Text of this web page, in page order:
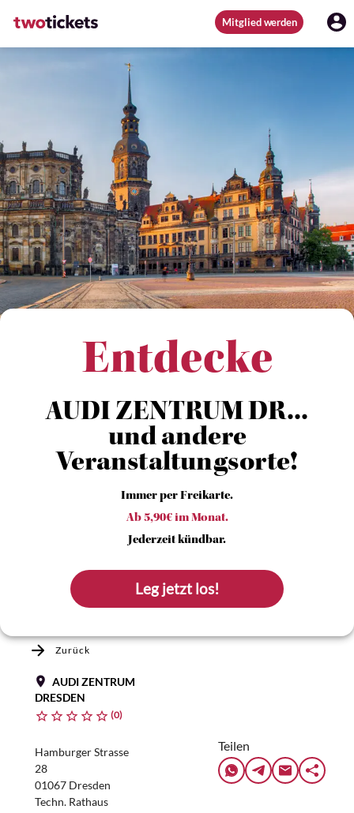
Mitglied werden
Entdecke
AUDI ZENTRUM DR...
und andere
Veranstaltungsorte!
Immer per Freikarte.
Ab 5,90€ im Monat.
Jederzeit kündbar.
Leg jetzt los!
Zurück
AUDI ZENTRUM
DRESDEN
(0)
Hamburger Strasse
28
01067 Dresden
Techn. Rathaus
Teilen